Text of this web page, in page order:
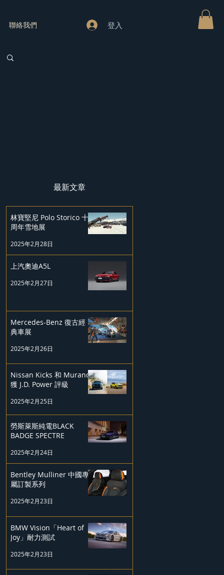
聯絡我們 登入
最新文章
林寶堅尼 Polo Storico 十
周年雪地展
2025年2月28日
上汽奧迪A5L
2025年2月27日
Mercedes-Benz 復古經
典車展
2025年2月26日
Nissan Kicks 和 Murano
獲 J.D. Power 評級
2025年2月25日
勞斯萊斯純電BLACK
BADGE SPECTRE
2025年2月24日
Bentley Mulliner 中國專
屬訂製系列
2025年2月23日
BMW Vision「Heart of
Joy」耐力測試
2025年2月23日